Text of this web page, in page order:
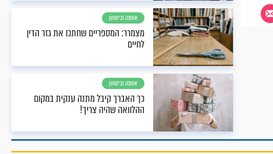
אמונה וביטחון
מצמרר: המספריים שחתכו את גזר הדין
לחיים
אמונה וביטחון
כך האברך קיבל מתנה ענקית במקום
ההלוואה שהיה צריך!